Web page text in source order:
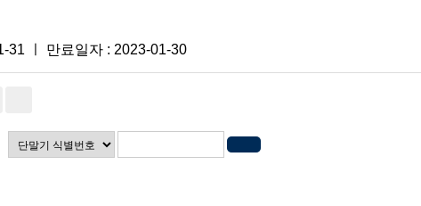
31 ㅣ 만료일자 : 2023-01-30